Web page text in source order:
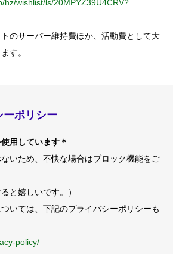
hz/wishlist/ls/20MPYZ39U4CRV?
のサーバー維持費ほか、活動費として大
す。
ーポリシー
用しています＊
いため、不快な場合はブロック機能をご
と嬉しいです。）
いては、下記のプライバシーポリシーも
policy/